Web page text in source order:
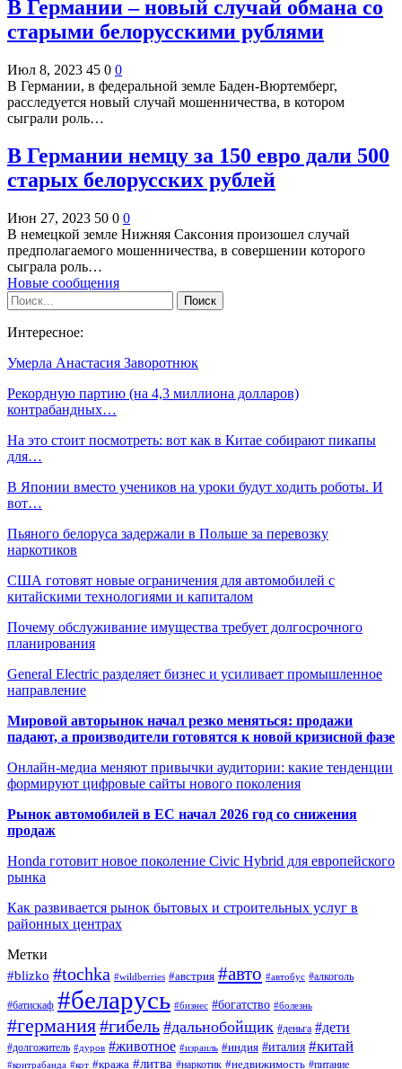
В Германии – новый случай обмана со
старыми белорусскими рублями
Июл 8, 2023 45 0 0
В Германии, в федеральной земле Баден-Вюртемберг,
расследуется новый случай мошенничества, в котором
сыграли роль…
В Германии немцу за 150 евро дали 500
старых белорусских рублей
Июн 27, 2023 50 0 0
В немецкой земле Нижняя Саксония произошел случай
предполагаемого мошенничества, в совершении которого
сыграла роль…
Новые сообщения
Интересное:
Умерла Анастасия Заворотнюк
Рекордную партию (на 4,3 миллиона долларов)
контрабандных…
На это стоит посмотреть: вот как в Китае собирают пикапы
для…
В Японии вместо учеников на уроки будут ходить роботы. И
вот…
Пьяного белоруса задержали в Польше за перевозку
наркотиков
США готовят новые ограничения для автомобилей с
китайскими технологиями и капиталом
Почему обслуживание имущества требует долгосрочного
планирования
General Electric разделяет бизнес и усиливает промышленное
направление
Мировой авторынок начал резко меняться: продажи
падают, а производители готовятся к новой кризисной фазе
Онлайн-медиа меняют привычки аудитории: какие тенденции
формируют цифровые сайты нового поколения
Рынок автомобилей в ЕС начал 2026 год со снижения
продаж
Honda готовит новое поколение Civic Hybrid для европейского
рынка
Как развивается рынок бытовых и строительных услуг в
районных центрах
Метки
#blizko #tochka #wildberries #австрия #авто #автобус #алкоголь
#батискаф #беларусь #бизнес #богатство #болезнь
#германия#гибель #дальнобойщик #деньга #дети
#долгожитель #дуров #животное #израиль #индия #италия #китай
#контрабанда #кот #кража #литва #наркотик #недвижимость #питание